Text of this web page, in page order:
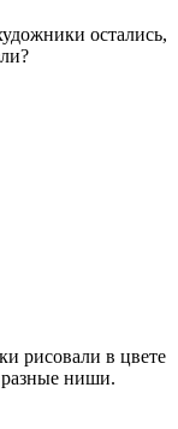
остались,
рисовали в цвете
ниши.